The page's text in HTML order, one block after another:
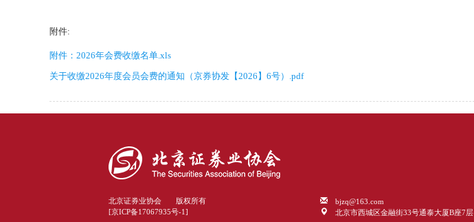
附件:
附件：2026年会费收缴名单.xls
关于收缴2026年度会员会费的通知（京券协发【2026】6号）.pdf
北京证券业协会 版权所有
[京ICP备17067935号-1]
bjzq@163.com
北京市西城区金融街33号通泰大厦B座7层